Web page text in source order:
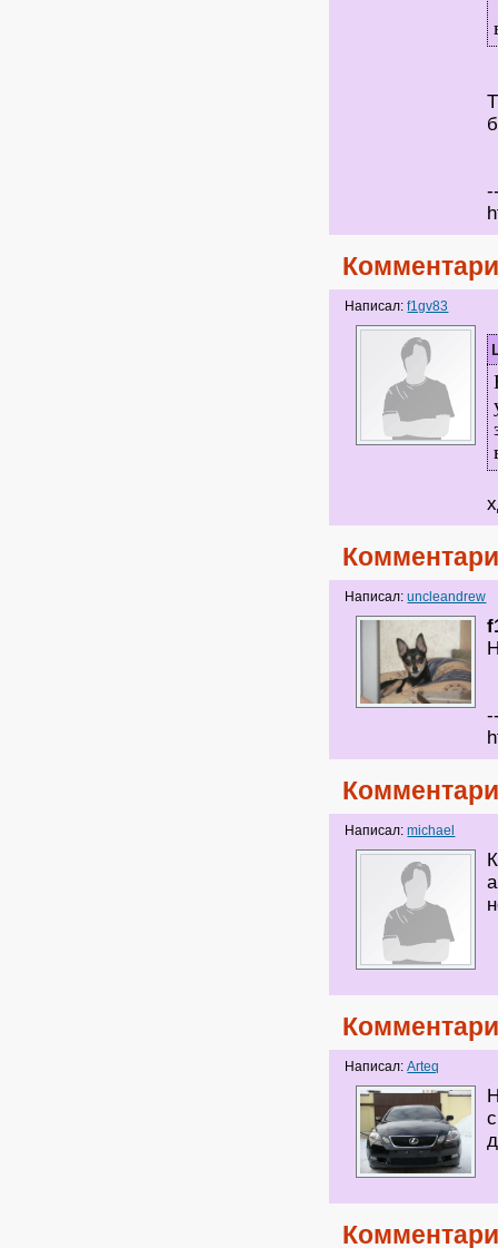
Написал:f1gv83
Написал:uncleandrew
Написал:michael
Написал:Arteq